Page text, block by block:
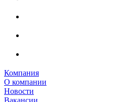
Компания
О компании
Новости
Вакансии